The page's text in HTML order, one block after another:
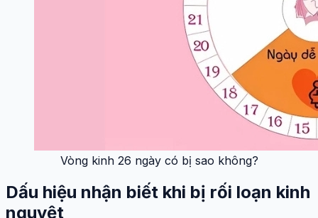
Vòng kinh 26 ngày có bị sao không?
Dấu hiệu nhận biết khi bị rối loạn kinh
nguyệt